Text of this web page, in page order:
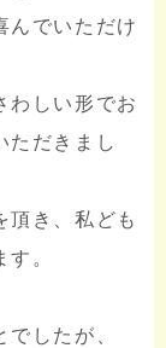
んでいただけ
わしい形でお
ただきまし
頂き、私ども
。
したが、